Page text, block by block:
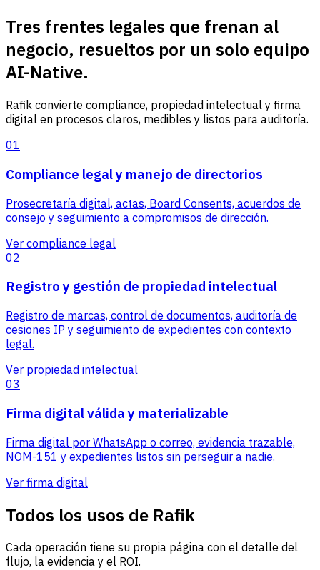
Tres frentes legales que frenan al
negocio, resueltos por un solo equipo
AI-Native.
Rafik convierte compliance, propiedad intelectual y firma
digital en procesos claros, medibles y listos para auditoría.
01
Compliance legal y manejo de directorios
Prosecretaría digital, actas, Board Consents, acuerdos de
consejo y seguimiento a compromisos de dirección.
Ver compliance legal
02
Registro y gestión de propiedad intelectual
Registro de marcas, control de documentos, auditoría de
cesiones IP y seguimiento de expedientes con contexto
legal.
Ver propiedad intelectual
03
Firma digital válida y materializable
Firma digital por WhatsApp o correo, evidencia trazable,
NOM-151 y expedientes listos sin perseguir a nadie.
Ver firma digital
Todos los usos de Rafik
Cada operación tiene su propia página con el detalle del
flujo, la evidencia y el ROI.